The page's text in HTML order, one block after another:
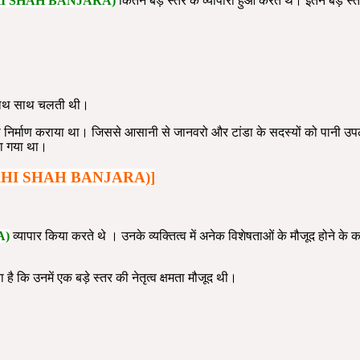
साथ चलती थी।
निर्माण कराया था। जिससे आसानी से जानवरो और टांडा के सदस्यों को पानी
गया था।
SHAH BANJARA)]
व्यापार किया करते थे । उनके व्यक्तित्व में अनेक विशेषताओं के मौजूद होने के
कि उनमें एक बड़े स्तर की नेतृत्व क्षमता मौजूद थी।